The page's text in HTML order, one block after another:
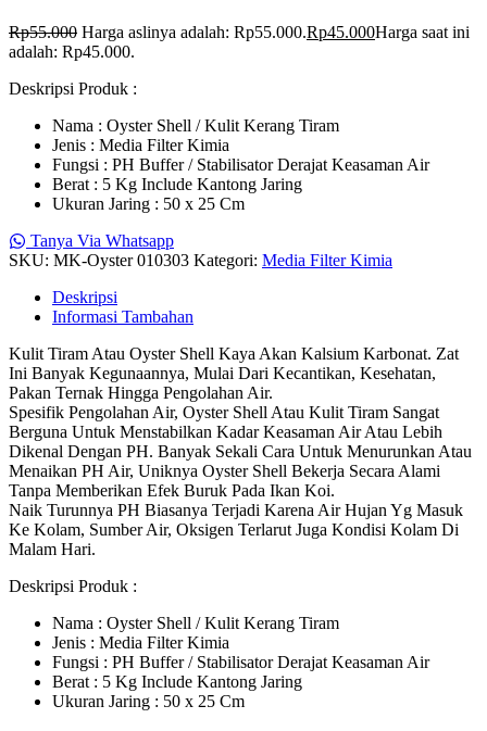
Rp55.000 Harga aslinya adalah: Rp55.000.Rp45.000Harga saat ini
adalah: Rp45.000.
Deskripsi Produk :
Nama : Oyster Shell / Kulit Kerang Tiram
Jenis : Media Filter Kimia
Fungsi : PH Buffer / Stabilisator Derajat Keasaman Air
Berat : 5 Kg Include Kantong Jaring
Ukuran Jaring : 50 x 25 Cm
Tanya Via Whatsapp
SKU: MK-Oyster 010303 Kategori: Media Filter Kimia
Deskripsi
Informasi Tambahan
Kulit Tiram Atau Oyster Shell Kaya Akan Kalsium Karbonat. Zat
Ini Banyak Kegunaannya, Mulai Dari Kecantikan, Kesehatan,
Pakan Ternak Hingga Pengolahan Air.
Spesifik Pengolahan Air, Oyster Shell Atau Kulit Tiram Sangat
Berguna Untuk Menstabilkan Kadar Keasaman Air Atau Lebih
Dikenal Dengan PH. Banyak Sekali Cara Untuk Menurunkan Atau
Menaikan PH Air, Uniknya Oyster Shell Bekerja Secara Alami
Tanpa Memberikan Efek Buruk Pada Ikan Koi.
Naik Turunnya PH Biasanya Terjadi Karena Air Hujan Yg Masuk
Ke Kolam, Sumber Air, Oksigen Terlarut Juga Kondisi Kolam Di
Malam Hari.
Deskripsi Produk :
Nama : Oyster Shell / Kulit Kerang Tiram
Jenis : Media Filter Kimia
Fungsi : PH Buffer / Stabilisator Derajat Keasaman Air
Berat : 5 Kg Include Kantong Jaring
Ukuran Jaring : 50 x 25 Cm